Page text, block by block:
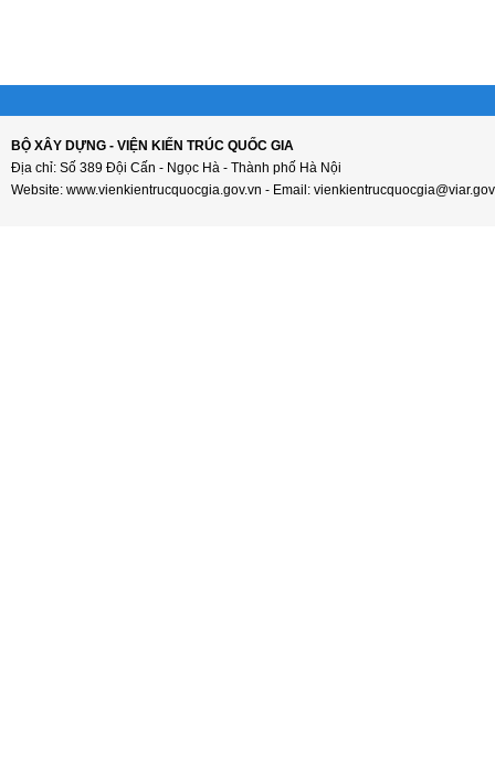
BỘ XÂY DỰNG - VIỆN KIẾN TRÚC QUỐC GIA
Địa chỉ: Số 389 Đội Cấn - Ngọc Hà - Thành phố Hà Nội
Website: www.vienkientrucquocgia.gov.vn - Email: